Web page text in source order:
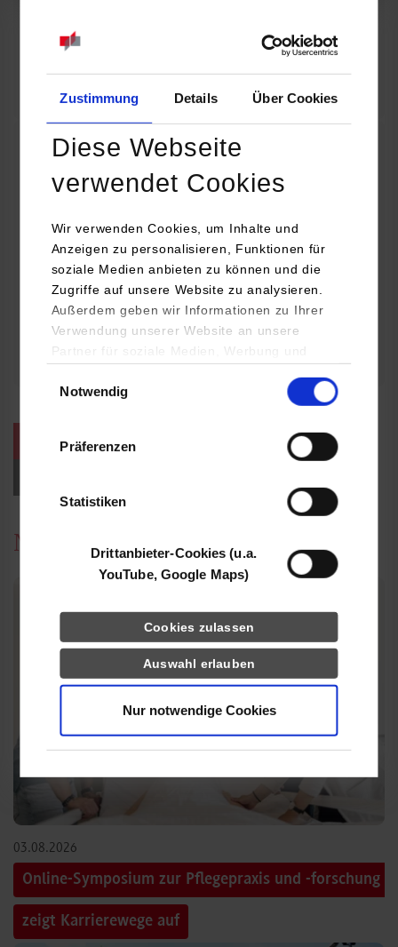
Zustimmung Details Über Cookies
Diese Webseite
verwendet Cookies
Wir verwenden Cookies, um Inhalte und
Anzeigen zu personalisieren, Funktionen für
soziale Medien anbieten zu können und die
Zugriffe auf unsere Website zu analysieren.
Außerdem geben wir Informationen zu Ihrer
Verwendung unserer Website an unsere
Partner für soziale Medien, Werbung und
YouTube, Google Maps) führen diese
Daten zusammen, die Sie ihnen bereitgestellt
haben oder die sie im Rahmen Ihrer Nutzung
Notwendig
Präferenzen
Statistiken
Drittanbieter-Cookies (u.a.
YouTube, Google Maps)
Cookies zulassen
Auswahl erlauben
Nur notwendige Cookies
Online INDIS-Infoveranstaltung für Studierende
Zum Event
Technologietag: Clean Urban Transportation –
nachhaltige Mobilität im (sub)urbanen Umfeld
16.09.2026 - 17.09.2026
Im Mittelpunkt stehen elektrische Antriebe, moderne
Batterietechnologien und innovative Fahrzeugkonzepte für
nachhaltige Mobilität in Stadt und…
weitere Veranstaltungen / Termine
News
03.08.2026
Online-Symposium zur Pflegepraxis und -forschung
zeigt Karrierewege auf